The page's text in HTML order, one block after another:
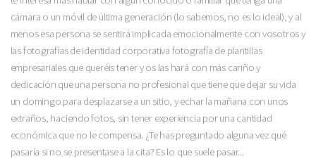
cámara o un móvil de última generación (lo sabemos, no es lo ideal), y al
menos esa persona se sentirá implicada emocionalmente con vosotros y
las fotografías de identidad corporativa fotografía de plantillas
empresariales que queréis tener y os las hará con más cariño y
dedicación que una persona no profesional que tiene que dejar su vida
un domingo para desplazarse a un sitio, y echar la mañana con unos
extraños, haciendo fotos, sin tener experiencia por una cantidad
económica que no le compensa. ¿Te has preguntado alguna vez qué
pasaría si no se presentase a la cita? Es lo que suele pasar...